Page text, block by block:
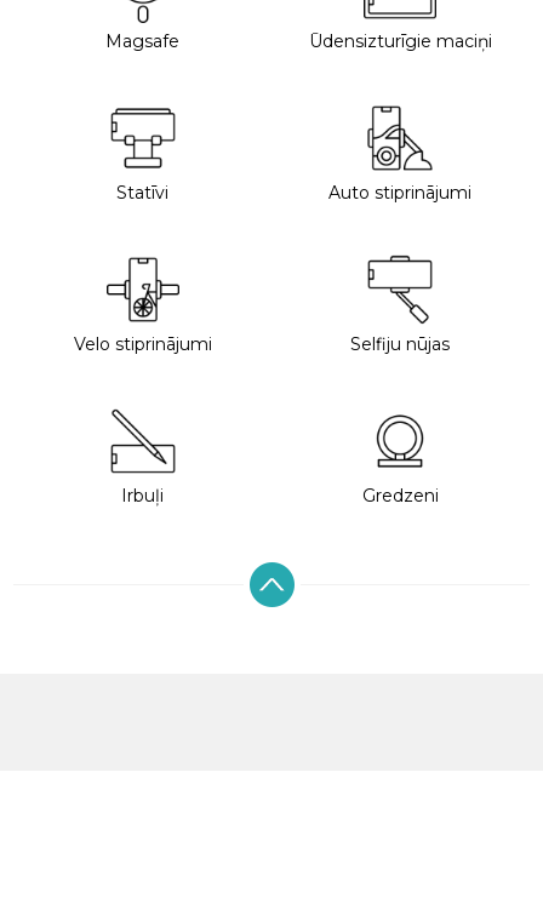
Magsafe Ūdensizturīgie maciņi
Statīvi Auto stiprinājumi
Velo stiprinājumi Selfiju nūjas
Irbuļi Gredzeni